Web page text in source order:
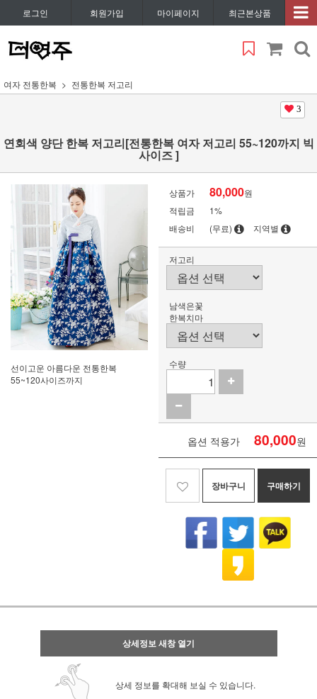
로그인 회원가입 마이페이지 최근본상품
여자 전통한복 전통한복 저고리
3
연회색 양단 한복 저고리[전통한복 여자 저고리 55~120까지 빅
사이즈 ]
선이고운 아름다운 전통한복
55~120사이즈까지
상품가 80,000원
적립금
1%
배송비
(무료) 지역별
저고리
남색은꽃
한복치마
수량
옵션 적용가 80,000원
장바구니 구매하기
상세정보 새창 열기
상세 정보를 확대해 보실 수 있습니다.